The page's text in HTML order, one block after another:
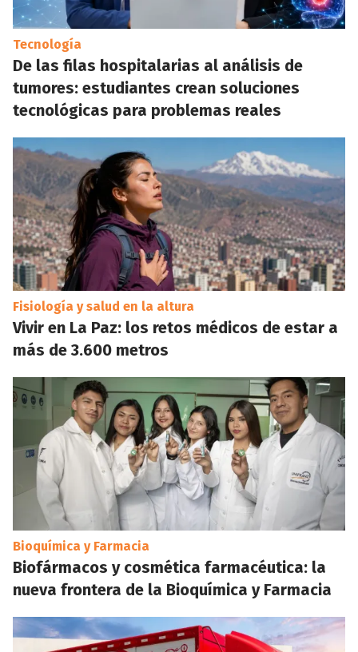
Tecnología
De las filas hospitalarias al análisis de
tumores: estudiantes crean soluciones
tecnológicas para problemas reales
Fisiología y salud en la altura
Vivir en La Paz: los retos médicos de estar a
más de 3.600 metros
Bioquímica y Farmacia
Biofármacos y cosmética farmacéutica: la
nueva frontera de la Bioquímica y Farmacia